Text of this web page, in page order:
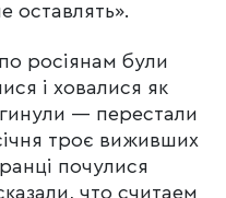
оставлять».
росіянам були
і ховалися як
— перестали
троє виживших
почулися
что считаем